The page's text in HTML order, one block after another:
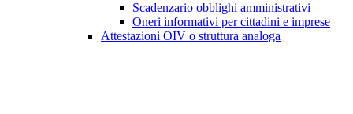
Scadenzario obblighi amministrativi
Oneri informativi per cittadini e imprese
Attestazioni OIV o struttura analoga